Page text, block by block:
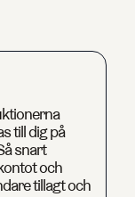
till dig på
snart
och
tillagt och